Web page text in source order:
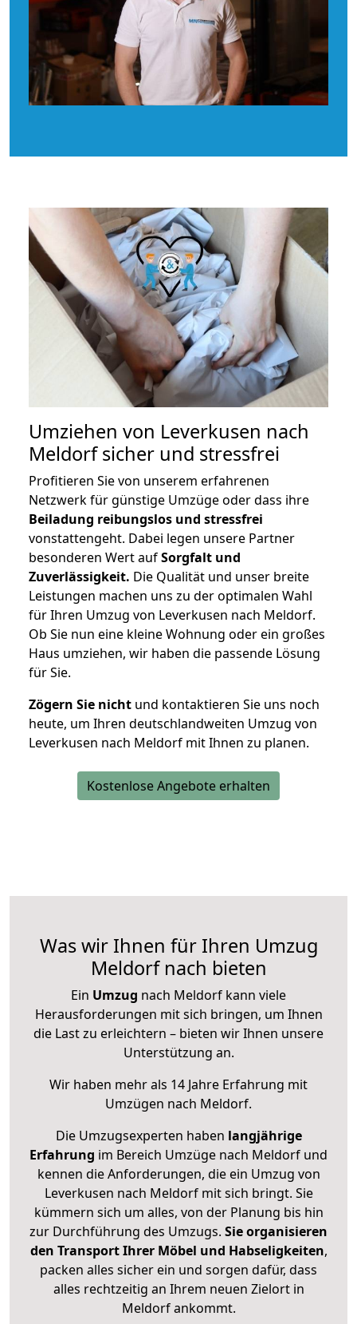
Umziehen von Leverkusen nach
Meldorfsicher und stressfrei
Profitieren Sie von unserem erfahrenen
Netzwerk für günstige Umzüge oder dass ihre
Beiladung reibungslos und stressfrei
vonstattengeht. Dabei legen unsere Partner
besonderen Wert aufSorgfalt und
Zuverlässigkeit. Die Qualität und unser breite
Leistungen machen uns zu der optimalen Wahl
für Ihren Umzug von Leverkusen nach Meldorf.
Ob Sie nun eine kleine Wohnung oder ein großes
Haus umziehen, wir haben die passende Lösung
für Sie.
Zögern Sie nicht und kontaktieren Sie uns noch
heute, um Ihren deutschlandweiten Umzug von
Leverkusen nach Meldorf mit Ihnen zu planen.
Kostenlose Angebote erhalten
Was wir Ihnen für Ihren Umzug
Meldorf nach bieten
Ein Umzug nach Meldorf kann viele
Herausforderungen mit sich bringen, um Ihnen
die Last zu erleichtern – bieten wir Ihnen unsere
Unterstützung an.
Wir haben mehr als 14 Jahre Erfahrung mit
Umzügen nach Meldorf.
Die Umzugsexperten haben langjährige
Erfahrung im Bereich Umzüge nach Meldorf und
kennen die Anforderungen, die ein Umzug von
Leverkusen nach Meldorf mit sich bringt. Sie
kümmern sich um alles, von der Planung bis hin
zur Durchführung des Umzugs. Sie organisieren
den Transport Ihrer Möbel und Habseligkeiten,
packen alles sicher ein und sorgen dafür, dass
alles rechtzeitig an Ihrem neuen Zielort in
Meldorf ankommt.